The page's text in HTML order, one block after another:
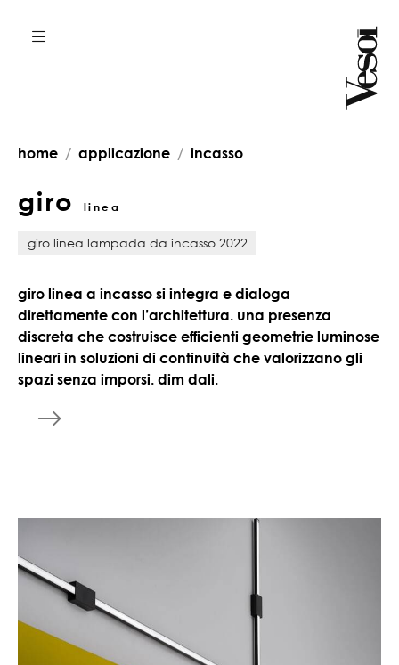
home applicazione incasso
giro linea
giro linea lampada da incasso 2022
giro linea a incasso si integra e dialoga
direttamente con l’architettura. una presenza
discreta che costruisce efficienti geometrie luminose
lineari in soluzioni di continuità che valorizzano gli
spazi senza imporsi. dim dali.